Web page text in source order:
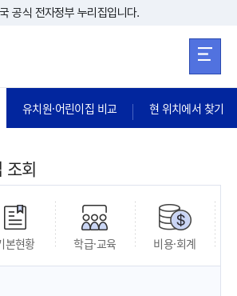
본문 바로가기
공식 전자정부 누리집입니다.
유치원·어린이집 비교 현 위치에서 찾기
조회
본현황 학급·교육 비용·회계